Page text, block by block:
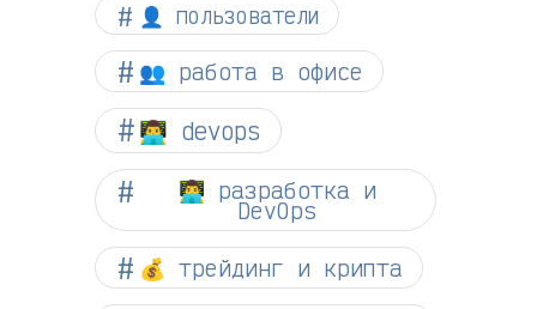
👤 пользователи
👥 работа в офисе
👨‍💻 devops
👨‍💻 разработка и
DevOps
💰 трейдинг и крипта